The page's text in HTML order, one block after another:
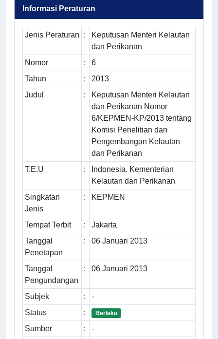
Informasi Peraturan
Jenis Peraturan :
Keputusan Menteri Kelautan
dan Perikanan
Nomor
:
6
Tahun
:
2013
Judul
:
Keputusan Menteri Kelautan
dan Perikanan Nomor
6/KEPMEN-KP/2013 tentang
Komisi Penelitian dan
Pengembangan Kelautan
dan Perikanan
T.E.U
:
Indonesia. Kementerian
Kelautan dan Perikanan
Singkatan
Jenis
: KEPMEN
Tempat Terbit :
Jakarta
Tanggal
Penetapan
: 06 Januari 2013
Tanggal
Pengundangan
: 06 Januari 2013
Subjek :
-
Status
: Berlaku
Sumber : -